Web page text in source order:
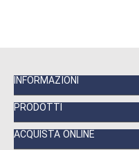
INFORMAZIONI
PRODOTTI
ACQUISTA ONLINE